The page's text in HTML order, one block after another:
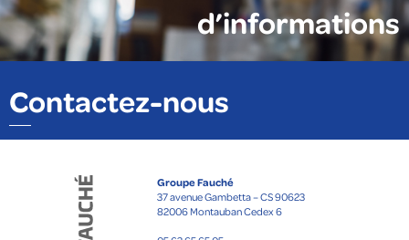
d’informations
Contactez-nous
Groupe Fauché
37 avenue Gambetta – CS 90623
82006 Montauban Cedex 6